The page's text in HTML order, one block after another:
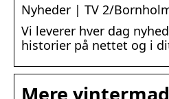
Nyheder | TV 2/
Vi leverer hver dag
historier på nettet og i
Mere